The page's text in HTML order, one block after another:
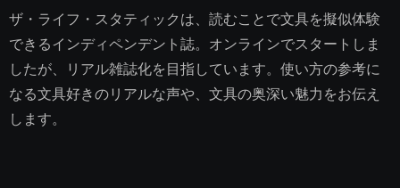
ザ・ライフ・スタティックは、読むことで文具を擬似体験
できるインディペンデント誌。オンラインでスタートしま
したが、リアル雑誌化を目指しています。使い方の参考に
なる文具好きのリアルな声や、文具の奥深い魅力をお伝え
します。